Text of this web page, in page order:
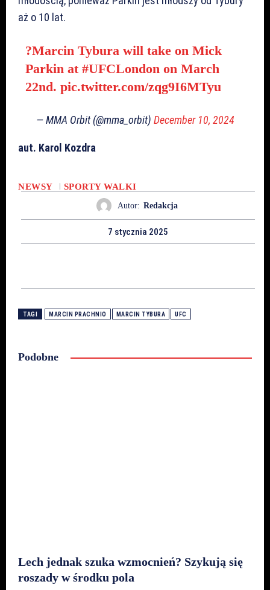
aż o 10 lat.
?Marcin Tybura will take on Mick
Parkin at #UFCLondon on March
22nd. pic.twitter.com/zqg9I6MTyu
— MMA Orbit (@mma_orbit) December 10, 2024
aut. Karol Kozdra
NEWSY SPORTY WALKI
Autor: Redakcja
7 stycznia 2025
TAGI MARCIN PRACHNIO MARCIN TYBURA UFC
Podobne
Lech jednak szuka wzmocnień? Szykują się
roszady w środku pola